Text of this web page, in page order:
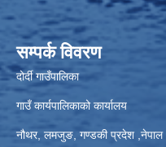
सम्पर्क विवरण
दोर्दी गाउँपालिका
गाउँ कार्यपालिकाको कार्यालय
नौथर, लमजुङ, गण्डकी प्रदेश ,नेपाल